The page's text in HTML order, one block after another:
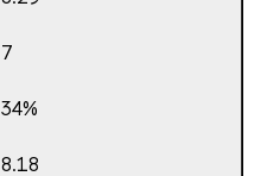
7
34%
8.18